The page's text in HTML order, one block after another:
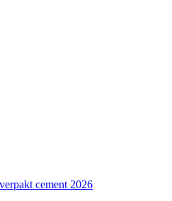
cement 2026